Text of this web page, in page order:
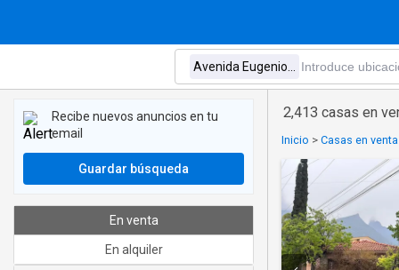
2,413 casas en
Inicio > Casas en
Recibe nuevos anuncios en tu
email
Guardar búsqueda
En venta
En alquiler